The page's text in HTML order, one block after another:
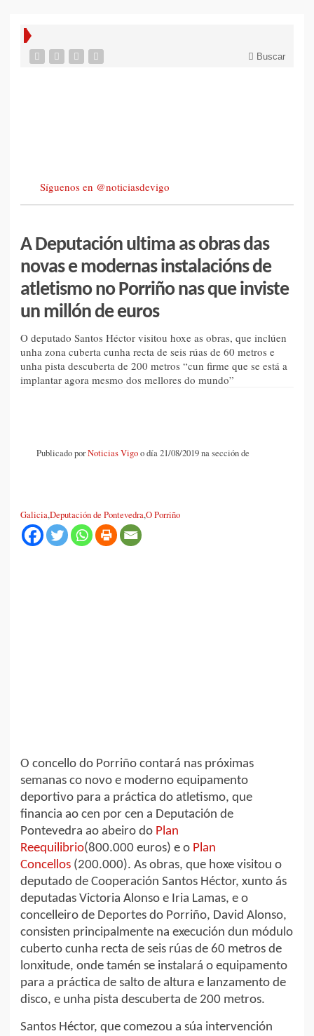
Buscar
Síguenos en @noticiasdevigo
A Deputación ultima as obras das
novas e modernas instalacións de
atletismo no Porriño nas que inviste
un millón de euros
O deputado Santos Héctor visitou hoxe as obras, que inclúen
unha zona cuberta cunha recta de seis rúas de 60 metros e
unha pista descuberta de 200 metros “cun firme que se está a
implantar agora mesmo dos mellores do mundo”
Publicado porNoticias Vigoo día 21/08/2019 na sección de
Galicia,Deputación de Pontevedra,O Porriño
O concello do Porriño contará nas próximas
semanas co novo e moderno equipamento
deportivo para a práctica do atletismo, que
financia ao cen por cen a Deputación de
Pontevedra ao abeiro do Plan
Reequilibrio(800.000 euros) e o Plan
Concellos (200.000). As obras, que hoxe visitou o
deputado de Cooperación Santos Héctor, xunto ás
deputadas Victoria Alonso e Iria Lamas, e o
concelleiro de Deportes do Porriño, David Alonso,
consisten principalmente na execución dun módulo
cuberto cunha recta de seis rúas de 60 metros de
lonxitude, onde tamén se instalará o equipamento
para a práctica de salto de altura e lanzamento de
disco, e unha pista descuberta de 200 metros.
Santos Héctor, que comezou a súa intervención